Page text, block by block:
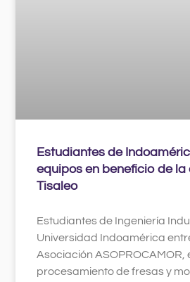
Estudiantes de
equipos en beneficio de
Tisaleo
Estudiantes de Ingeniería
Universidad Indoamérica
Asociación ASOPROCAMOR,
procesamiento de fresas y